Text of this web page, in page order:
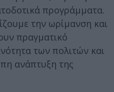
προγράμματα.
την ωρίμανση και
πραγματικό
των πολιτών και
ανάπτυξη της